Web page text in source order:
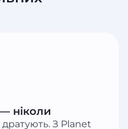
ніколи
З Planet